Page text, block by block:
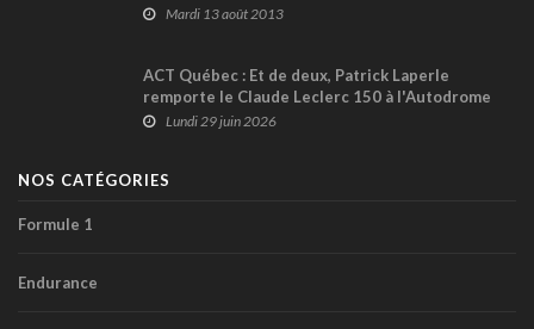
Mardi 13 août 2013
ACT Québec : Et de deux, Patrick Laperle
remporte le Claude Leclerc 150 à l'Autodrome
Chaudière !
Lundi 29 juin 2026
NOS CATÉGORIES
Formule 1
Endurance